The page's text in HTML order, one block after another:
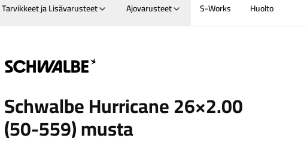
Suositut osastot
Gravel-
pyörät
Tarvikkeet ja Lisävarusteet Ajovarusteet S-Works Huolto
Schwalbe Hurricane 26×2.00
(50-559) musta